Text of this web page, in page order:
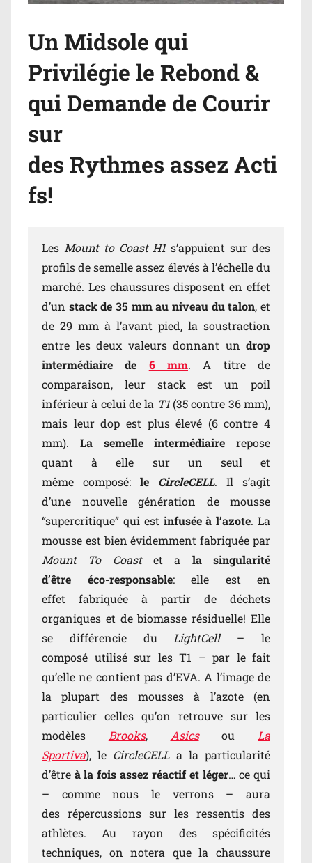
Un Midsole qui
Privilégie le Rebond &
qui Demande de Courir
sur
des Rythmes assez Acti
fs!
Les Mount to Coast H1 s’appuient sur des
profils de semelle assez élevés à l’échelle du
marché. Les chaussures disposent en effet
d’un stack de 35 mm au niveau du talon, et
de 29 mm à l’avant pied, la soustraction
entre les deux valeurs donnant un drop
intermédiaire de 6 mm. A titre de
comparaison, leur stack est un poil
inférieur à celui de la T1 (35 contre 36 mm),
mais leur dop est plus élevé (6 contre 4
mm). La semelle intermédiaire repose
quant à elle sur un seul et
même composé: le CircleCELL. Il s’agit
d’une nouvelle génération de mousse
“supercritique” qui est infusée à l’azote. La
mousse est bien évidemment fabriquée par
Mount To Coastet a la singularité
d’être éco-responsable: elle est en
effet fabriquée à partir de déchets
organiques et de biomasse résiduelle! Elle
se différencie du LightCell – le
composé utilisé sur les T1 – par le fait
qu’elle ne contient pas d’EVA. A l’image de
la plupart des mousses à l’azote (en
particulier celles qu’on retrouve sur les
modèles
Brooks, Asics ou La
Sportiva), le CircleCELL a la particularité
d’être à la fois assez réactif et léger… ce qui
– comme nous le verrons – aura
des répercussions sur les ressentis des
athlètes. Au rayon des spécificités
techniques, on notera que la chaussure